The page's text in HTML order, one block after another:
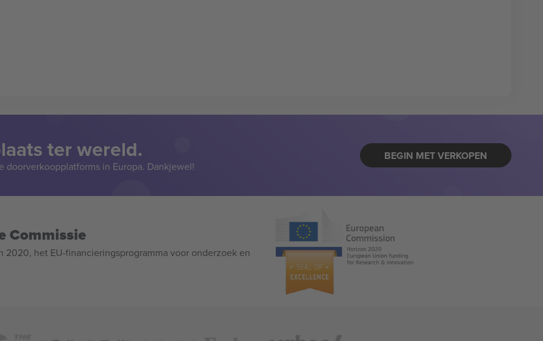
ter wereld.
in Europa. Dankjewel!
BEGIN MET VERKOPEN
Commissie
het EU-financieringsprogramma voor onderzoek en